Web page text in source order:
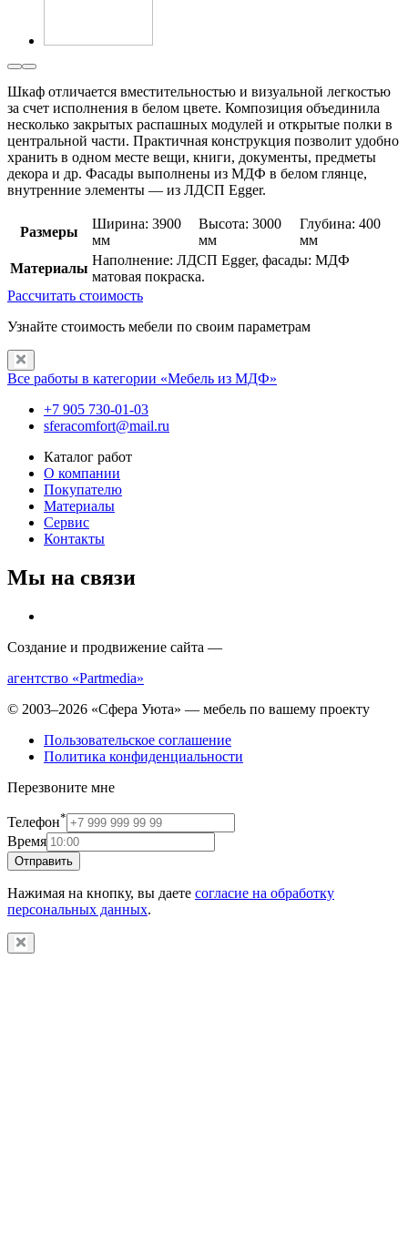
Шкаф отличается вместительностью и визуальной легкостью
за счет исполнения в белом цвете. Композиция объединила
несколько закрытых распашных модулей и открытые полки в
центральной части. Практичная конструкция позволит удобно
хранить в одном месте вещи, книги, документы, предметы
декора и др. Фасады выполнены из МДФ в белом глянце,
внутренние элементы — из ЛДСП Egger.
Размеры
Ширина: 3900
мм
Высота: 3000
мм
Глубина: 400
мм
Материалы
Наполнение: ЛДСП Egger, фасады: МДФ
матовая покраска.
Рассчитать стоимость
Узнайте стоимость мебели по своим параметрам
Все работы в категории «Мебель из МДФ»
+7 905 730-01-03
sferacomfort@mail.ru
Каталог работ
О компании
Покупателю
Материалы
Сервис
Контакты
Мы на связи
Создание и продвижение сайта —
агентство «Partmedia»
© 2003–2026 «Сфера Уюта» — мебель по вашему проекту
Пользовательское соглашение
Политика конфиденциальности
Перезвоните мне
Телефон*
Время
Отправить
Нажимая на кнопку, вы даете согласие на обработку
персональных данных.